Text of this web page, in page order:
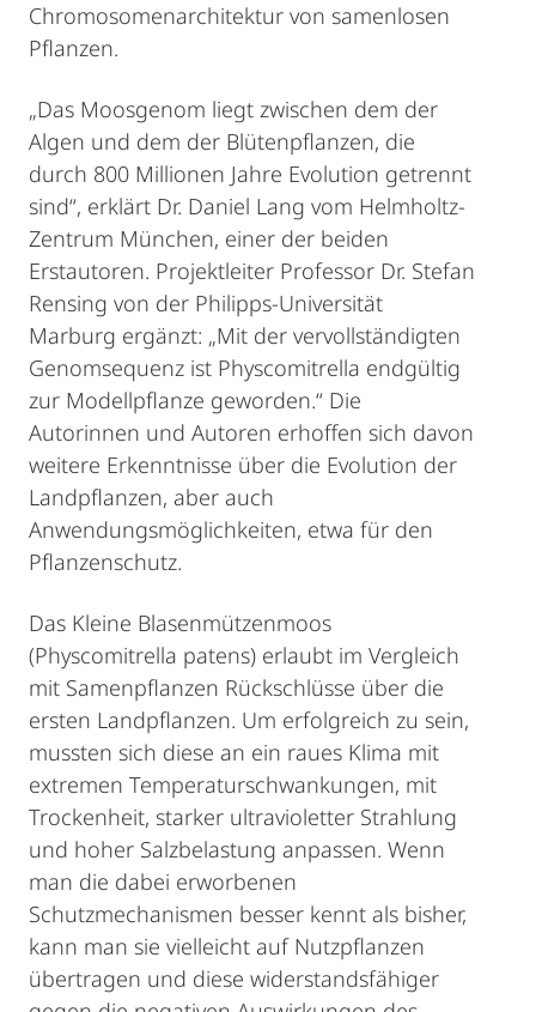
Chromosomenarchitektur von samenlosen
Pflanzen.
„Das Moosgenom liegt zwischen dem der
Algen und dem der Blütenpflanzen, die
durch 800 Millionen Jahre Evolution getrennt
sind“, erklärt Dr. Daniel Lang vom Helmholtz-
Zentrum München, einer der beiden
Erstautoren. Projektleiter Professor Dr. Stefan
Rensing von der Philipps-Universität
Marburg ergänzt: „Mit der vervollständigten
Genomsequenz ist Physcomitrella endgültig
zur Modellpflanze geworden.“ Die
Autorinnen und Autoren erhoffen sich davon
weitere Erkenntnisse über die Evolution der
Landpflanzen, aber auch
Anwendungsmöglichkeiten, etwa für den
Pflanzenschutz.
Das Kleine Blasenmützenmoos
(Physcomitrella patens) erlaubt im Vergleich
mit Samenpflanzen Rückschlüsse über die
ersten Landpflanzen. Um erfolgreich zu sein,
mussten sich diese an ein raues Klima mit
extremen Temperaturschwankungen, mit
Trockenheit, starker ultravioletter Strahlung
und hoher Salzbelastung anpassen. Wenn
man die dabei erworbenen
Schutzmechanismen besser kennt als bisher,
kann man sie vielleicht auf Nutzpflanzen
übertragen und diese widerstandsfähiger